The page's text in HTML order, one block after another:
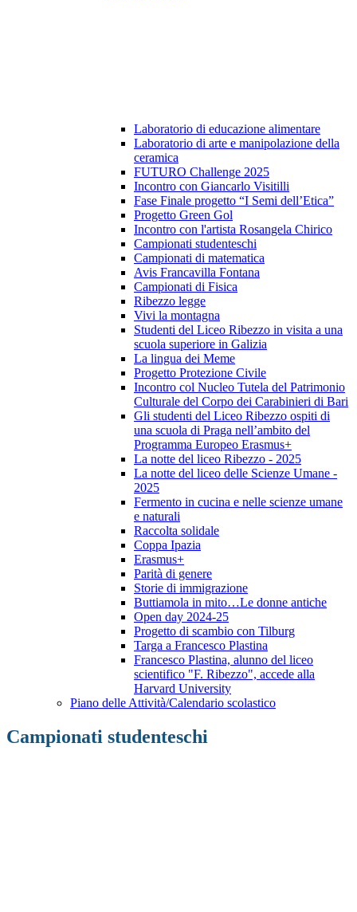
Laboratorio di educazione alimentare
Laboratorio di arte e manipolazione della
ceramica
FUTURO Challenge 2025
Incontro con Giancarlo Visitilli
Fase Finale progetto “I Semi dell’Etica”
Progetto Green Gol
Incontro con l'artista Rosangela Chirico
Campionati studenteschi
Campionati di matematica
Avis Francavilla Fontana
Campionati di Fisica
Ribezzo legge
Vivi la montagna
Studenti del Liceo Ribezzo in visita a una
scuola superiore in Galizia
La lingua dei Meme
Progetto Protezione Civile
Incontro col Nucleo Tutela del Patrimonio
Culturale del Corpo dei Carabinieri di Bari
Gli studenti del Liceo Ribezzo ospiti di
una scuola di Praga nell’ambito del
Programma Europeo Erasmus+
La notte del liceo Ribezzo - 2025
La notte del liceo delle Scienze Umane -
2025
Fermento in cucina e nelle scienze umane
e naturali
Raccolta solidale
Coppa Ipazia
Erasmus+
Parità di genere
Storie di immigrazione
Buttiamola in mito…Le donne antiche
Open day 2024-25
Progetto di scambio con Tilburg
Targa a Francesco Plastina
Francesco Plastina, alunno del liceo
scientifico "F. Ribezzo", accede alla
Harvard University
Piano delle Attività/Calendario scolastico
Campionati studenteschi